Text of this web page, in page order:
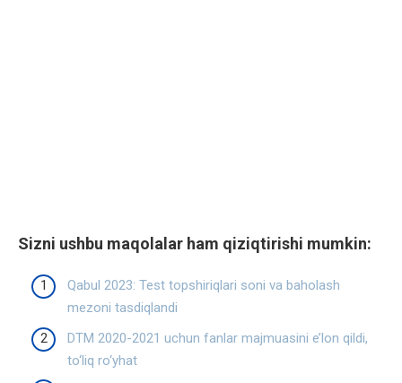
Sizni ushbu maqolalar ham qiziqtirishi mumkin:
Qabul 2023: Test topshiriqlari soni va baholash
mezoni tasdiqlandi
DTM 2020-2021 uchun fanlar majmuasini e’lon qildi,
to‘liq ro‘yhat